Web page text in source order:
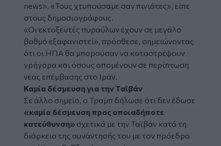
news». «Τους χτυπούσαμε σαν πινιάτες», είπε
στους δημοσιογράφους.
«Οι εκτοξευτές πυραύλων έχουν σε μεγάλο
βαθμό εξαφανιστεί», πρόσθεσε, σημειώνοντας
ότι οι ΗΠΑ θα μπορούσαν να καταστρέψουν
γρήγορα και όσους απομένουν σε περίπτωση
νέας επέμβασης στο Ιράν.
Καμία δέσμευση για την Ταϊβάν
Σε άλλο σημείο, ο Τραμπ δήλωσε ότι δεν έδωσε
«καμία δέσμευση προς οποιαδήποτε
κατεύθυνση» σχετικά με την Ταϊβάν κατά τη
διάρκεια της συνάντησής του με τον πρόεδρο